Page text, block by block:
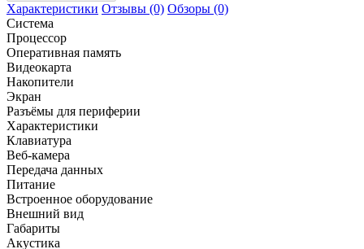
Характеристики Отзывы (0) Обзоры (0)
Система
Процессор
Оперативная память
Видеокарта
Накопители
Экран
Разъёмы для периферии
Характеристики
Клавиатура
Веб-камера
Передача данных
Питание
Встроенное оборудование
Внешний вид
Габариты
Акустика